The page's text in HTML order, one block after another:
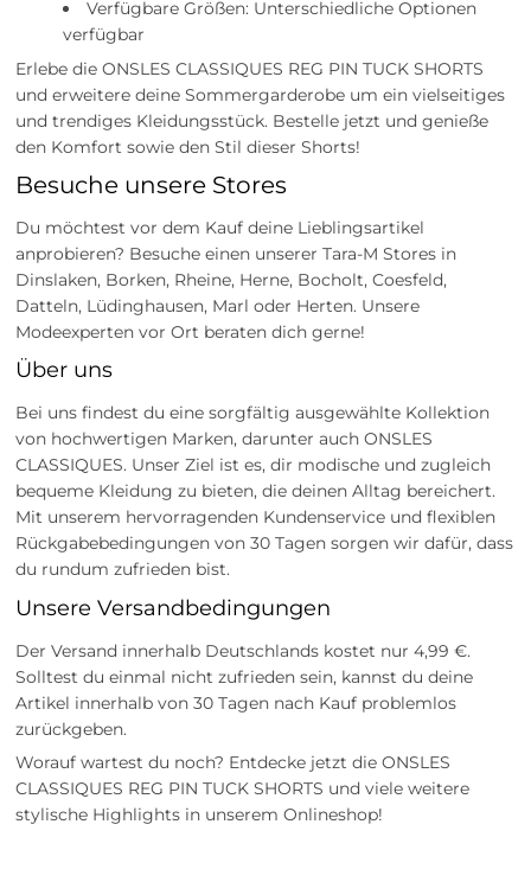
Verfügbare Größen: Unterschiedliche Optionen
verfügbar
Erlebe die ONSLES CLASSIQUES REG PIN TUCK SHORTS
und erweitere deine Sommergarderobe um ein vielseitiges
und trendiges Kleidungsstück. Bestelle jetzt und genieße
den Komfort sowie den Stil dieser Shorts!
Besuche unsere Stores
Du möchtest vor dem Kauf deine Lieblingsartikel
anprobieren? Besuche einen unserer Tara-M Stores in
Dinslaken, Borken, Rheine, Herne, Bocholt, Coesfeld,
Datteln, Lüdinghausen, Marl oder Herten. Unsere
Modeexperten vor Ort beraten dich gerne!
Über uns
Bei uns findest du eine sorgfältig ausgewählte Kollektion
von hochwertigen Marken, darunter auch ONSLES
CLASSIQUES. Unser Ziel ist es, dir modische und zugleich
bequeme Kleidung zu bieten, die deinen Alltag bereichert.
Mit unserem hervorragenden Kundenservice und flexiblen
Rückgabebedingungen von 30 Tagen sorgen wir dafür, dass
du rundum zufrieden bist.
Unsere Versandbedingungen
Der Versand innerhalb Deutschlands kostet nur 4,99 €.
Solltest du einmal nicht zufrieden sein, kannst du deine
Artikel innerhalb von 30 Tagen nach Kauf problemlos
zurückgeben.
Worauf wartest du noch? Entdecke jetzt die ONSLES
CLASSIQUES REG PIN TUCK SHORTS und viele weitere
stylische Highlights in unserem Onlineshop!